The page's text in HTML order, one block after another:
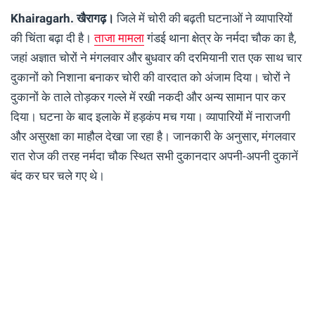
Khairagarh.खैरागढ़। जिले में चोरी की बढ़ती घटनाओं ने व्यापारियों
की चिंता बढ़ा दी है।ताजा मामलागंडई थाना क्षेत्र के नर्मदा चौक का है,
जहां अज्ञात चोरों ने मंगलवार और बुधवार की दरमियानी रात एक साथ चार
दुकानों को निशाना बनाकर चोरी की वारदात को अंजाम दिया। चोरों ने
दुकानों के ताले तोड़कर गल्ले में रखी नकदी और अन्य सामान पार कर
दिया। घटना के बाद इलाके में हड़कंप मच गया। व्यापारियों में नाराजगी
और असुरक्षा का माहौल देखा जा रहा है। जानकारी के अनुसार, मंगलवार
रात रोज की तरह नर्मदा चौक स्थित सभी दुकानदार अपनी-अपनी दुकानें
बंद कर घर चले गए थे।